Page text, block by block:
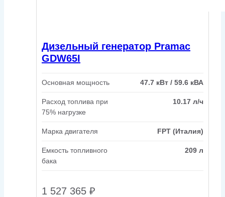
Дизельный генератор Pramac
GDW65I
Основная мощность 47.7 кВт / 59.6 кВА
Расход топлива при
75% нагрузке
10.17 л/ч
Марка двигателя FPT (Италия)
Емкость топливного
бака
209 л
1 527 365 ₽